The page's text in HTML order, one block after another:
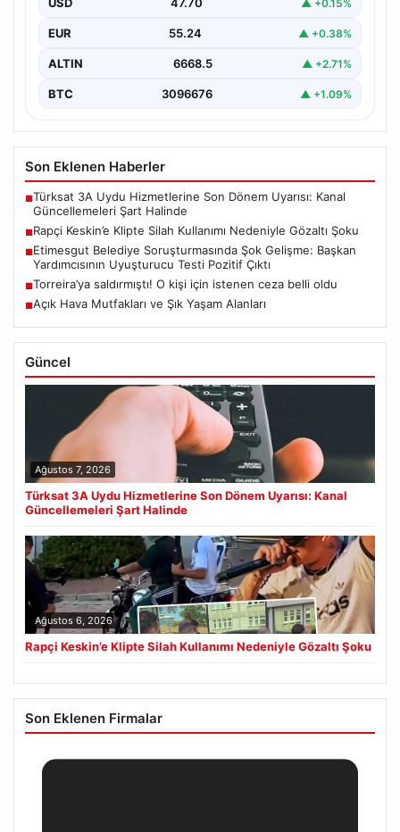
USD 47.70 ▲ +0.15%
EUR 55.24 ▲ +0.38%
ALTIN 6668.5 ▲ +2.71%
BTC 3096676 ▲ +1.09%
Son Eklenen Haberler
■Türksat 3A Uydu Hizmetlerine Son Dönem Uyarısı: Kanal
Güncellemeleri Şart Halinde
■Rapçi Keskin’e Klipte Silah Kullanımı Nedeniyle Gözaltı Şoku
■Etimesgut Belediye Soruşturmasında Şok Gelişme: Başkan
Yardımcısının Uyuşturucu Testi Pozitif Çıktı
■Torreira’ya saldırmıştı! O kişi için istenen ceza belli oldu
■Açık Hava Mutfakları ve Şık Yaşam Alanları
Güncel
Ağustos 7, 2026
Türksat 3A Uydu Hizmetlerine Son Dönem Uyarısı: Kanal
Güncellemeleri Şart Halinde
Ağustos 6, 2026
Rapçi Keskin’e Klipte Silah Kullanımı Nedeniyle Gözaltı Şoku
Son Eklenen Firmalar